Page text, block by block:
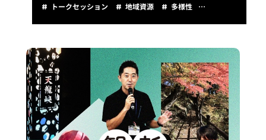
トークセッション
地域資源
多様性